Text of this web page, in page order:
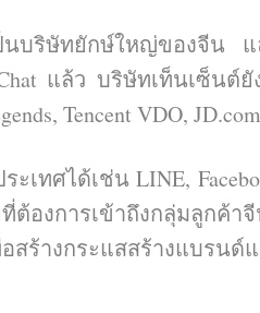
บริษัทยักษ์ใหญ่ของจีน แ
แล้ว บริษัทเท็นเซ็นต์ยั
Tencent VDO,
ทศได้เช่น LINE,
งการเข้าถึงกลุ่มลูกค้าจี
ร้างกระแสสร้างแบรนด์